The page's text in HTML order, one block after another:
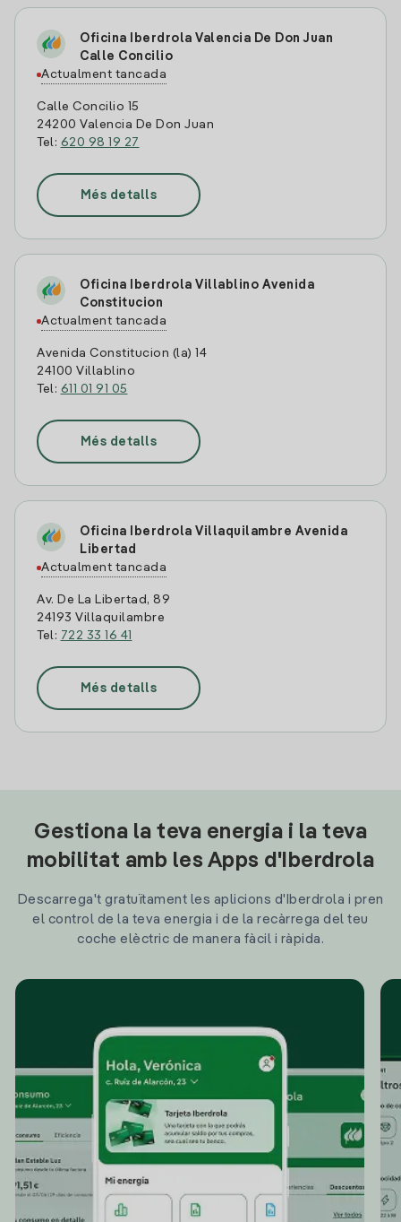
Oficina Iberdrola Valencia De Don Juan
Calle Concilio
Actualment tancada
Calle Concilio 15
24200 Valencia De Don Juan
Tel: 620 98 19 27
Més detalls
Oficina Iberdrola Villablino Avenida
Constitucion
Actualment tancada
Avenida Constitucion (la) 14
24100 Villablino
Tel: 611 01 91 05
Més detalls
Oficina Iberdrola Villaquilambre Avenida
Libertad
Actualment tancada
Av. De La Libertad, 89
24193 Villaquilambre
Tel: 722 33 16 41
Més detalls
Gestiona la teva energia i la teva
mobilitat amb les Apps d'Iberdrola
Descarrega't gratuïtament les aplicions d'Iberdrola i pren
el control de la teva energia i de la recàrrega del teu
coche elèctric de manera fàcil i ràpida.